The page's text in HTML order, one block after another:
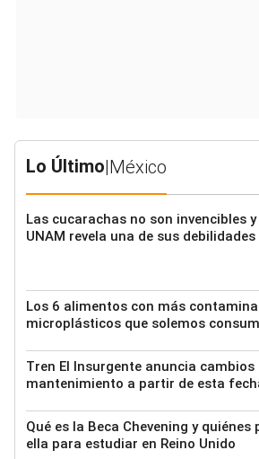
Lo Último|México
Las cucarachas no son invencibles y
UNAM revela una de sus debilidades
Los 6 alimentos con más
microplásticos que solemos
Tren El Insurgente anuncia
mantenimiento a partir de esta
Qué es la Beca Chevening y quiénes
ella para estudiar en Reino Unido